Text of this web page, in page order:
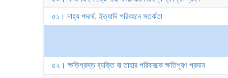
৫১। দাহ্য পদার্থ, ইত্যাদি পরিবহনে সতর্কতা
৫২। ক্ষতিগ্রস্ত ব্যক্তি বা তাহার পরিবারকে ক্ষতিপূরণ প্রদান